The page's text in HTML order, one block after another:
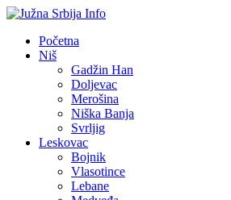
Početna
Niš
Gadžin Han
Doljevac
Merošina
Niška Banja
Svrljig
Leskovac
Bojnik
Vlasotince
Lebane